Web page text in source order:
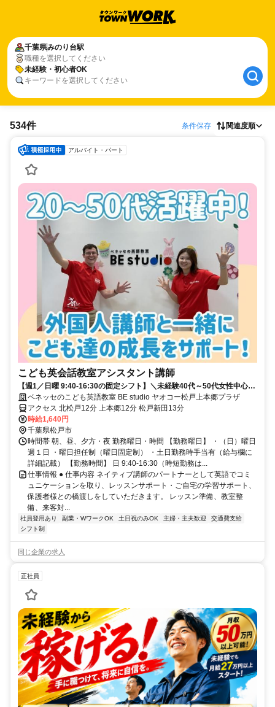
千葉県みのり台駅
職種を選択してください
未経験・初心者OK
キーワードを選択してください
534件 条件保存 関連度順
アルバイト・パート
こども英会話教室アシスタント講師
【週1／日曜 9:40-16:30の固定シフト】＼未経験40代～50代女性中心に
活躍する職場です／
ベネッセのこども英語教室 BE studio ヤオコー松戸上本郷プラザ
アクセス 北松戸12分 上本郷12分 松戸新田13分
時給1,640円
千葉県松戸市
時間帯 朝、昼、夕方・夜 勤務曜日・時間 【勤務曜日】 ・（日）曜日
週１日 ・曜日担任制（曜日固定制） ・土日勤務時手当有（給与欄に
詳細記載） 【勤務時間】 日 9:40-16:30（時短勤務は...
仕事情報 ● 仕事内容 ネイティブ講師のパートナーとして英語でコミ
ュニケーションを取り、レッスンサポート・ご自宅の学習サポート、
保護者様との橋渡しをしていただきます。 レッスン準備、教室整
備、来客対...
社員登用あり 副業・WワークOK 土日祝のみOK 主婦・主夫歓迎
交通費支給
シフト制
同じ企業の求人
正社員